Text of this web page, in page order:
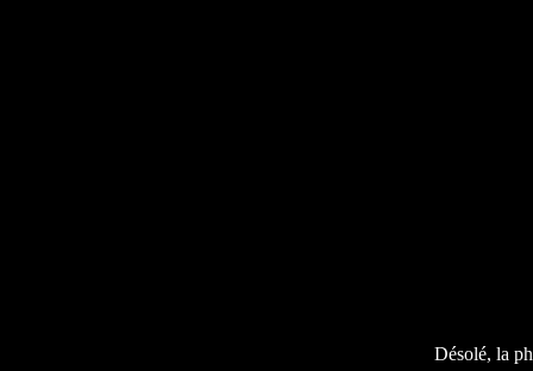
Désolé, la